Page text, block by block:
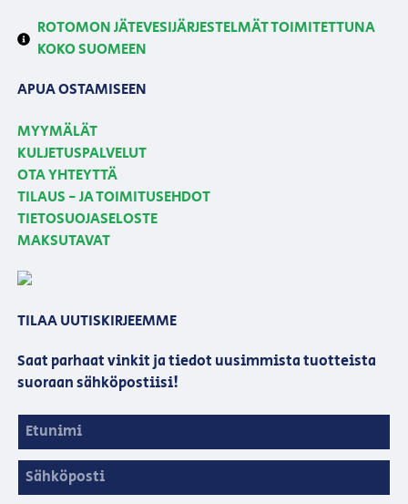
ROTOMON JÄTEVESIJÄRJESTELMÄT TOIMITETTUNA
KOKO SUOMEEN
APUA OSTAMISEEN
MYYMÄLÄT
KULJETUSPALVELUT
OTA YHTEYTTÄ
TILAUS - JA TOIMITUSEHDOT
TIETOSUOJASELOSTE
MAKSUTAVAT
TILAA UUTISKIRJEEMME
Saat parhaat vinkit ja tiedot uusimmista tuotteista
suoraan sähköpostiisi!